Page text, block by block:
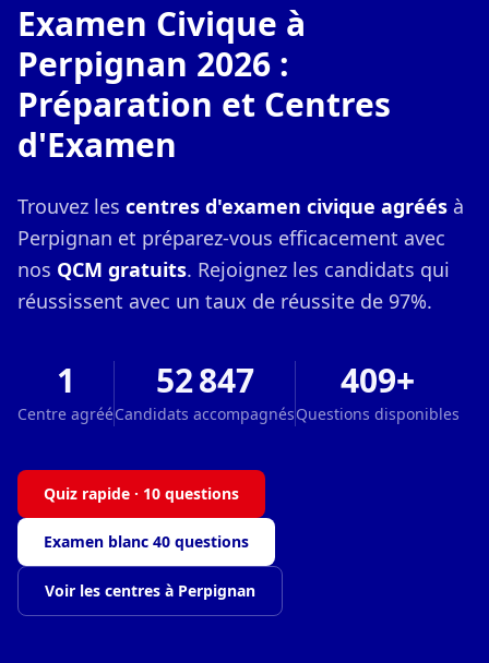
Examen Civique à
Perpignan 2026 :
Préparation et Centres
d'Examen
Trouvez les centres d'examen civique agréés à
Perpignan et préparez-vous efficacement avec
nos QCM gratuits. Rejoignez les candidats qui
réussissent avec un taux de réussite de 97%.
1
Centre agréé
52 847
Candidats accompagnés
409+
Questions disponibles
Quiz rapide · 10 questions
Examen blanc 40 questions
Voir les centres à Perpignan